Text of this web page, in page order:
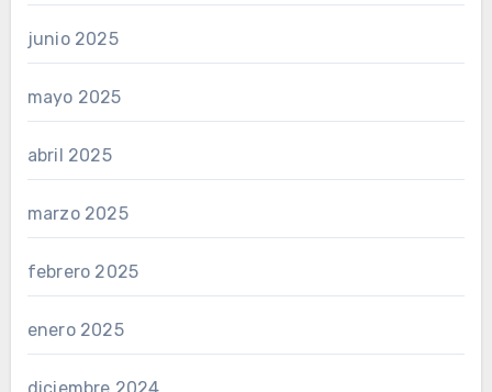
junio 2025
mayo 2025
abril 2025
marzo 2025
febrero 2025
enero 2025